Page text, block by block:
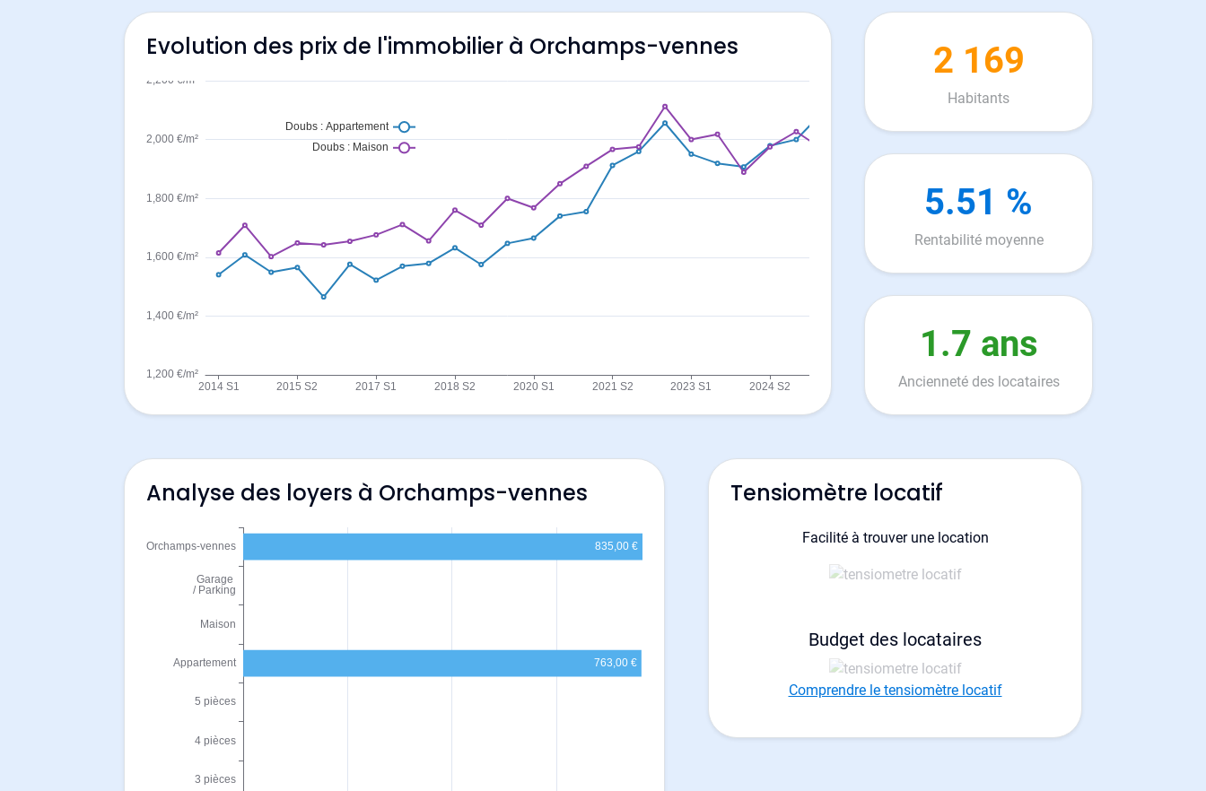
Evolution des prix de l'immobilier à Orchamps-vennes 2 169
Habitants
5.51 %
Rentabilité moyenne
1.7 ans
Ancienneté des locataires
Analyse des loyers à Orchamps-vennes Tensiomètre locatif
Facilité à trouver une location
Budget des locataires
Comprendre le tensiomètre locatif